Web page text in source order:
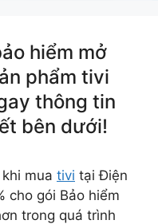
hiểm mở
phẩm tivi
thông tin
bên dưới!
mua tivi tại Điện
cho gói Bảo hiểm
trong quá trình